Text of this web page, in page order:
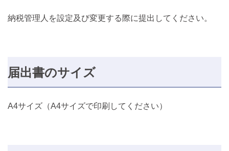
納税管理人を設定及び変更する際に提出してください。
届出書のサイズ
A4サイズ（A4サイズで印刷してください）